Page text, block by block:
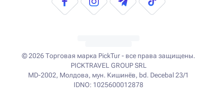
© 2026Торговая марка PickTur - все права защищены.
PICKTRAVEL GROUP SRL
MD-2002, Молдова, мун. Кишинёв, bd. Decebal 23/1
IDNO: 1025600012878